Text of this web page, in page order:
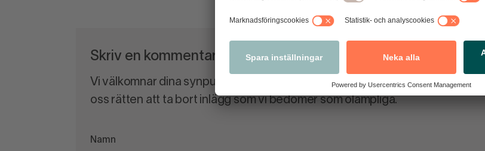
Skriv en kommentar
Vi välkomnar dina synpunkter och kommentarer. Observera att vi förbehåller
oss rätten att ta bort inlägg som vi bedömer som olämpliga.
Namn